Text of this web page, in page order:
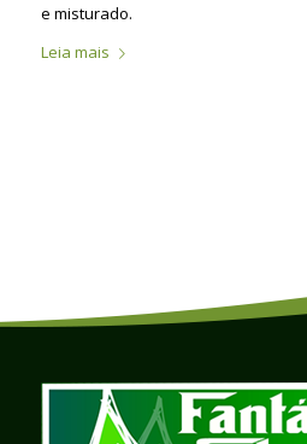
e misturado.
Leia mais